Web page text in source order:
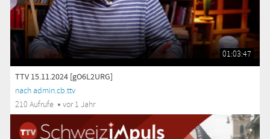
01:03:47
TTV 15.11.2024 [gO6L2URG]
nach admin.cb.ttv
210 Aufrufe
vor 1 Jahr